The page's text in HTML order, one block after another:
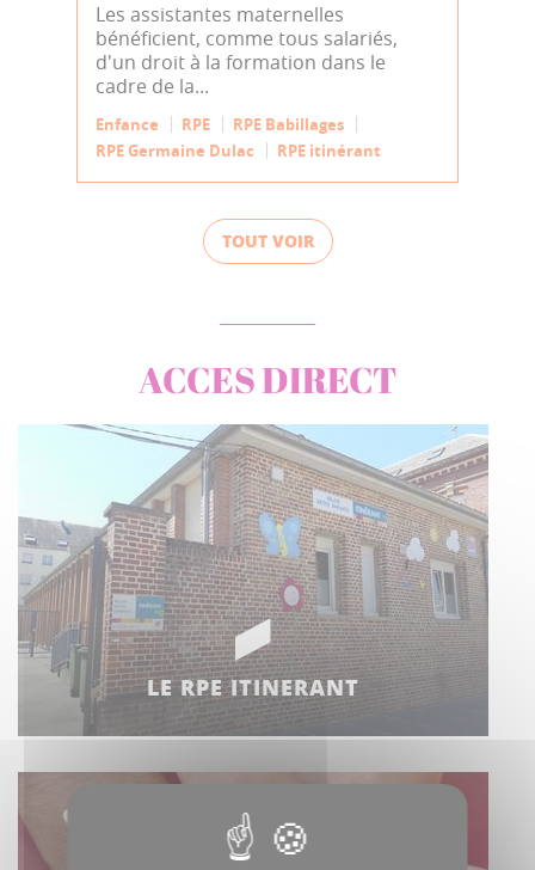
Les assistantes maternelles
bénéficient, comme tous salariés,
d'un droit à la formation dans le
cadre de la...
Enfance RPE
RPE Babillages
RPE Germaine Dulac
RPE itinérant
TOUT VOIR
ACCES DIRECT
LE RPE ITINERANT